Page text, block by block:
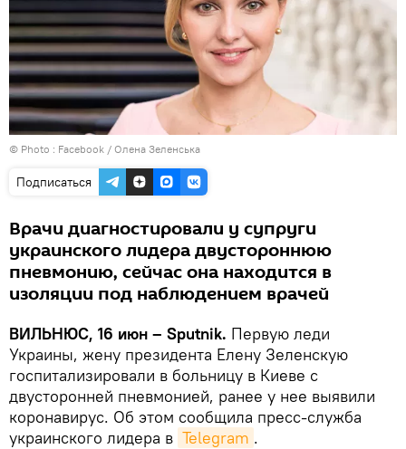
© Photo : Facebook / Олена Зеленська
Подписаться
Врачи диагностировали у супруги
украинского лидера двустороннюю
пневмонию, сейчас она находится в
изоляции под наблюдением врачей
ВИЛЬНЮС, 16 июн – Sputnik. Первую леди
Украины, жену президента Елену Зеленскую
госпитализировали в больницу в Киеве с
двусторонней пневмонией, ранее у нее выявили
коронавирус. Об этом сообщила пресс-служба
украинского лидера в Telegram .